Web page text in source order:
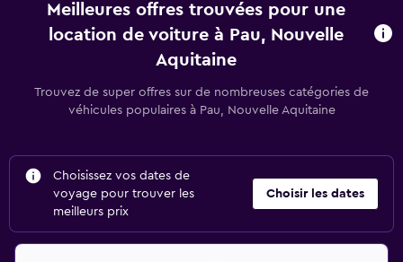
Meilleures offres trouvées pour une
location de voiture à Pau, Nouvelle
Aquitaine
Trouvez de super offres sur de nombreuses catégories de
véhicules populaires à Pau, Nouvelle Aquitaine
Choisissez vos dates de
voyage pour trouver les
meilleurs prix
Choisir les dates